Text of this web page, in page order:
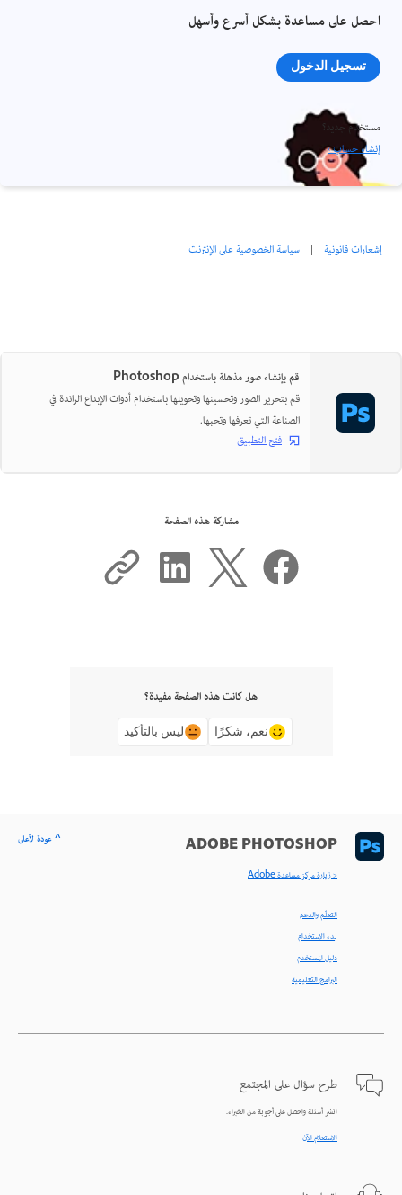
احصل على مساعدة بشكل أسرع وأسهل
تسجيل الدخول
مستخدم جديد؟
إنشاء حساب ›
إشعارات قانونية | سياسة الخصوصية على الإنترنت
قم بإنشاء صور مذهلة باستخدام Photoshop
قم بتحرير الصور وتحسينها وتحويلها باستخدام أدوات الإبداع الرائدة في
الصناعة التي تعرفها وتحبها.
فتح التطبيق
مشاركة هذه الصفحة
هل كانت هذه الصفحة مفيدة؟
نعم، شكرًا ليس بالتأكيد
ADOBE PHOTOSHOP
< زيارة مركز مساعدة Adobe
التعلّم والدعم
بدء الاستخدام
دليل المستخدم
البرامج التعليمية
طرح سؤال على المجتمع
انشر أسئلة واحصل على أجوبة من الخبراء.
الاستعلام الآن
^ عودة لأعلى